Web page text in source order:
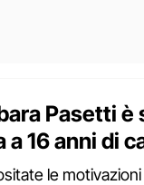
Pasetti è
a 16 anni di
le